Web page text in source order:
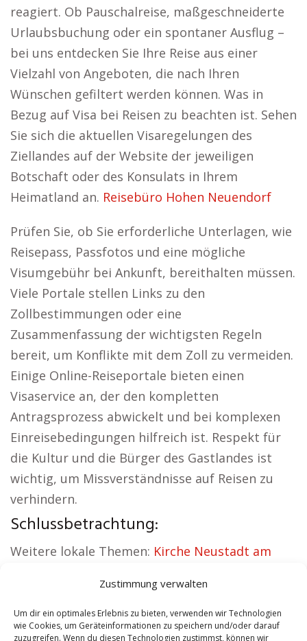
Zustimmung verwalten
Um dir ein optimales Erlebnis zu bieten, verwenden wir Technologien
wie Cookies, um Geräteinformationen zu speichern und/oder darauf
zuzugreifen. Wenn du diesen Technologien zustimmst, können wir
reagiert. Ob Pauschalreise, maßgeschneiderte
Urlaubsbuchung oder ein spontaner Ausflug –
bei uns entdecken Sie Ihre Reise aus einer
Vielzahl von Angeboten, die nach Ihren
Wünschen gefiltert werden können. Was in
Bezug auf Visa bei Reisen zu beachten ist. Sehen
Sie sich die aktuellen Visaregelungen des
Ziellandes auf der Website der jeweiligen
Botschaft oder des Konsulats in Ihrem
Heimatland an. Reisebüro Hohen Neuendorf
Prüfen Sie, ob Sie erforderliche Unterlagen, wie
Reisepass, Passfotos und eine mögliche
Visumgebühr bei Ankunft, bereithalten müssen.
Viele Portale stellen Links zu den
Zollbestimmungen oder eine
Zusammenfassung der wichtigsten Regeln
bereit, um Konflikte mit dem Zoll zu vermeiden.
Einige Online-Reiseportale bieten einen
Visaservice an, der den kompletten
Antragsprozess abwickelt und bei komplexen
Einreisebedingungen hilfreich ist. Respekt für
die Kultur und die Bürger des Gastlandes ist
wichtig, um Missverständnisse auf Reisen zu
verhindern.
Schlussbetrachtung:
Weitere lokale Themen: Kirche Neustadt am
Sicherheitsdienst Neustadt am Kulm
Neustadt am Kulm|Hundeschule Neustadt am
Kulm|Schamane Neustadt am Kulm